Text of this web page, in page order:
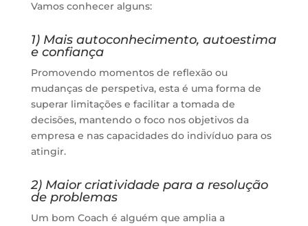
Vamos conhecer alguns:
1) Mais autoconhecimento, autoestima
e confiança
Promovendo momentos de reflexão ou
mudanças de perspetiva, esta é uma forma de
superar limitações e facilitar a tomada de
decisões, mantendo o foco nos objetivos da
empresa e nas capacidades do indivíduo para os
atingir.
2) Maior criatividade para a resolução
de problemas
Um bom Coach é alguém que amplia a